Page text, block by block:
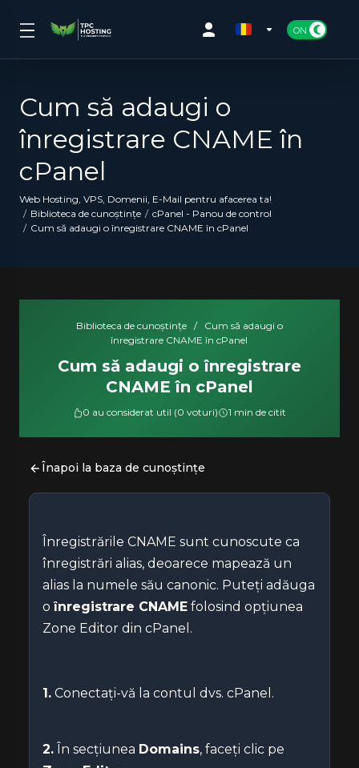
Cum să adaugi o
înregistrare CNAME în
cPanel
Web Hosting, VPS, Domenii, E-Mail pentru afacerea ta!
Biblioteca de cunoștințe
cPanel - Panou de control
Cum să adaugi o înregistrare CNAME în cPanel
Biblioteca de cunoștințe /
Cum să adaugi o
înregistrare CNAME în cPanel
Cum să adaugi o înregistrare
CNAME în cPanel
0 au considerat util (0 voturi) 1 min de citit
Înapoi la baza de cunoștințe
Înregistrările CNAME sunt cunoscute ca
înregistrări alias, deoarece mapează un
alias la numele său canonic. Puteți adăuga
oînregistrare CNAME folosind opțiunea
Zone Editor din cPanel.
1. Conectați-vă la contul dvs. cPanel.
2. În secțiunea Domains, faceți clic pe